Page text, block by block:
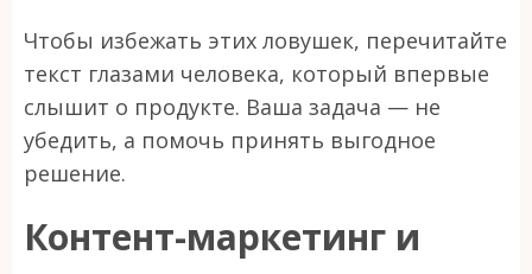
Чтобы избежать этих ловушек, перечитайте
текст глазами человека, который впервые
слышит о продукте. Ваша задача — не
убедить, а помочь принять выгодное
решение.
Контент-маркетинг и